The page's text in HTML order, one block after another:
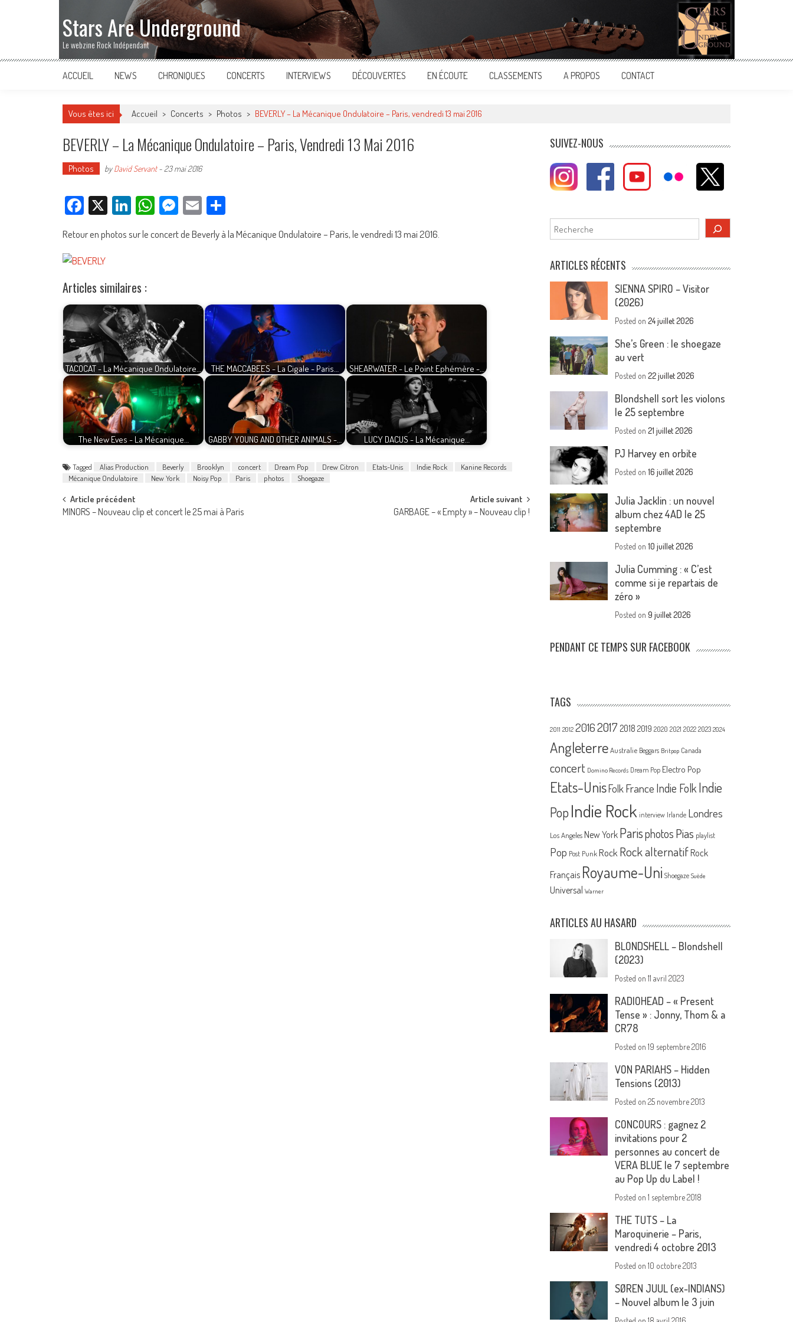
Stars Are Underground
Le webzine Rock Indépendant
ACCUEIL NEWS CHRONIQUES CONCERTS INTERVIEWS DÉCOUVERTES EN ÉCOUTE CLASSEMENTS A PROPOS CONTACT
Vous êtes ici Accueil > Concerts > Photos > BEVERLY – La Mécanique Ondulatoire – Paris, vendredi 13 mai 2016
BEVERLY – La Mécanique Ondulatoire – Paris, Vendredi 13 Mai 2016
Photos byDavid Servant- 23 mai 2016
Facebook
X LinkedIn
WhatsApp
Messenger
Email
Retour en photos sur le concert de Beverly à la Mécanique Ondulatoire – Paris, le vendredi 13 mai 2016.
Articles similaires :
TACOCAT - La Mécanique Ondulatoire… THE MACCABEES - La Cigale - Paris… SHEARWATER - Le Point Ephémère -…
The New Eves - La Mécanique… GABBY YOUNG AND OTHER ANIMALS -… LUCY DACUS - La Mécanique…
Tagged Alias Production Beverly Brooklyn concert Dream Pop Drew Citron Etats-Unis Indie Rock
Kanine Records
Mécanique Ondulatoire
New York Noisy Pop Paris photos Shoegaze
Post
Article précédent
MINORS – Nouveau clip et concert le 25 mai à Paris
Article suivant
GARBAGE – « Empty » – Nouveau clip !
SUIVEZ-NOUS
Rechercher
ARTICLES RÉCENTS
SIENNA SPIRO – Visitor
(2026)
Posted on24 juillet 2026
She’s Green : le shoegaze
au vert
Posted on22 juillet 2026
Blondshell sort les violons
le 25 septembre
Posted on21 juillet 2026
PJ Harvey en orbite
Posted on16 juillet 2026
Julia Jacklin : un nouvel
album chez 4AD le 25
septembre
Posted on10 juillet 2026
Julia Cumming : « C’est
comme si je repartais de
zéro »
Posted on9 juillet 2026
PENDANT CE TEMPS SUR FACEBOOK
TAGS
2011 2012 20162017 2018 2019 2020 2021 2022 2023 2024
Angleterre Australie Beggars Britpop Canada
concert Domino Records Dream Pop Electro Pop
Etats-UnisFolk France Indie FolkIndie
PopIndie Rock interview Irlande Londres
Los Angeles New York Parisphotos Pias playlist
Pop Post Punk Rock Rock alternatif Rock
Français Royaume-Uni Shoegaze Suède
Universal Warner
ARTICLES AU HASARD
BLONDSHELL – Blondshell
(2023)
Posted on11 avril 2023
RADIOHEAD – « Present
Tense » : Jonny, Thom & a
CR78
Posted on19 septembre 2016
VON PARIAHS – Hidden
Tensions (2013)
Posted on25 novembre 2013
CONCOURS : gagnez 2
invitations pour 2
personnes au concert de
VERA BLUE le 7 septembre
au Pop Up du Label !
Posted on1 septembre 2018
THE TUTS – La
Maroquinerie – Paris,
vendredi 4 octobre 2013
Posted on10 octobre 2013
SØREN JUUL (ex-INDIANS)
– Nouvel album le 3 juin